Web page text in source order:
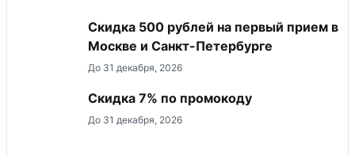
Скидка 500 рублей на первый прием в
Москве и Санкт-Петербурге
До 31 декабря, 2026
Скидка 7% по промокоду
До 31 декабря, 2026